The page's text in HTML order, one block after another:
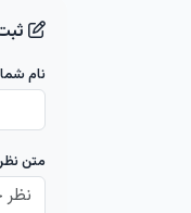
نام شما
متن